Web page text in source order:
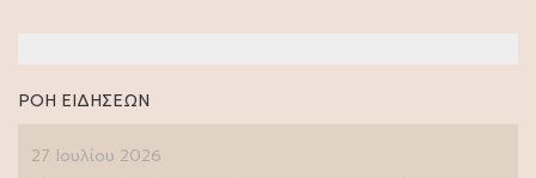
ΡΟΗ ΕΙΔΗΣΕΩΝ
27 Ιουλίου 2026